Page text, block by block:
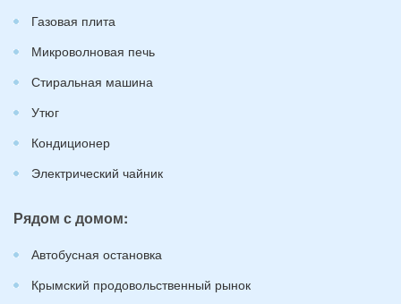
Газовая плита
Микроволновая печь
Стиральная машина
Утюг
Кондиционер
Электрический чайник
Рядом с домом:
Автобусная остановка
Крымский продовольственный рынок